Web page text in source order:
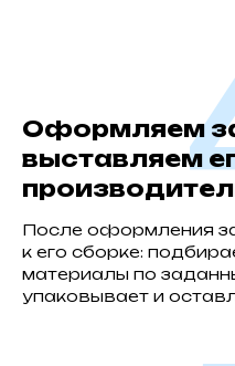
Оформляем
выставляем
После оформления
к его сборке:
материалы по
упаковывает и